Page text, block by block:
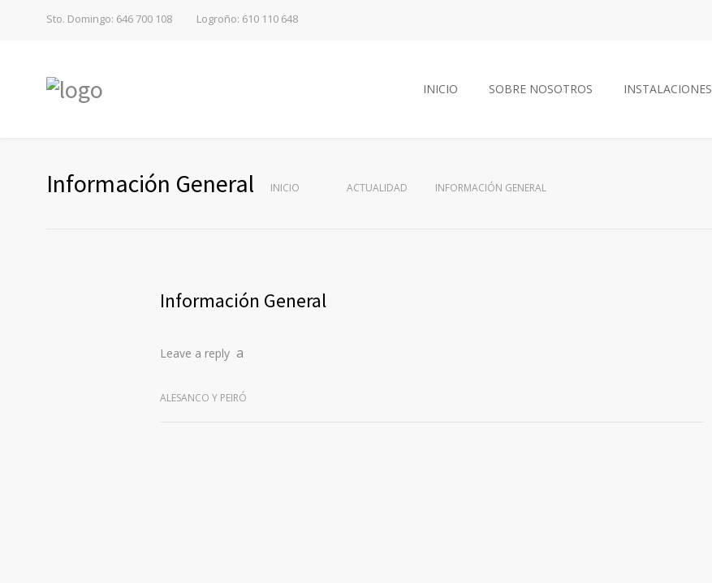
Sto. Domingo: 646 700 108 Logroño: 610 110 648
INICIO SOBRE NOSOTROS INSTALACIONES
Información General INICIO ACTUALIDAD INFORMACIÓN GENERAL
Información General
Leave a reply
ALESANCO Y PEIRÓ